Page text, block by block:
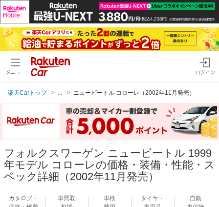
メニュー ログイン
楽天Carトップ ニュービートル コローレ（2002年11月発売）
フォルクスワーゲン ニュービートル 1999
年モデル コローレの価格・装備・性能・ス
ペック詳細（2002年11月発売）
カタログ・
車買取
車検
タイヤ・
自動